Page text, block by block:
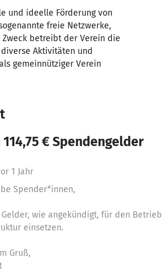
und ideelle Förderung von
freie Netzwerke,
betreibt der Verein die
Aktivitäten und
gemeinnütziger Verein
€ Spendengelder
1 Jahr
Spender*innen,
wie angekündigt, für den Betrieb
einsetzen.
Gruß,